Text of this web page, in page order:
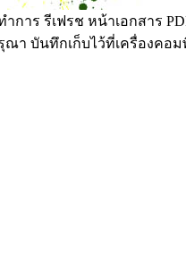
าร รีเฟรช หน้าเอกสาร
ณา บันทึกเก็บไว้ที่เครื่องคอ